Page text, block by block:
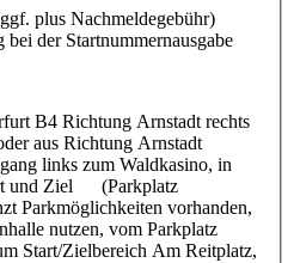
plus Nachmeldegebühr)
der Startnummernausgabe
B4 Richtung Arnstadt rechts
aus Richtung Arnstadt
links zum Waldkasino, in
und Ziel (Parkplatz
Parkmöglichkeiten vorhanden,
nutzen, vom Parkplatz
Start/Zielbereich Am Reitplatz,